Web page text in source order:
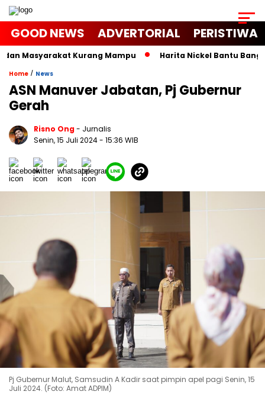
GOOD NEWS ADVERTORIAL PERISTIWA
Masyarakat Kurang Mampu Harita Nickel Bantu
Home / News
ASN Manuver Jabatan, Pj Gubernur
Gerah
Risno Ong- Jurnalis
Senin, 15 Juli 2024- 15:36 WIB
Pj Gubernur Malut, Samsudin A Kadir saat pimpin apel pagi Senin, 15
Juli 2024. (Foto: Amat ADPIM)